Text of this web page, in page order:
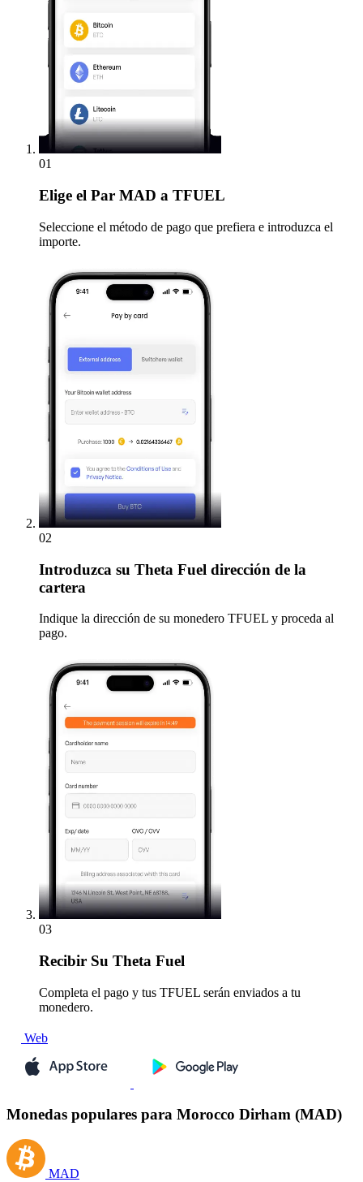
01
Elige el Par MAD a TFUEL
Seleccione el método de pago que prefiera e introduzca el
importe.
02
Introduzca su Theta Fuel dirección de la
cartera
Indique la dirección de su monedero TFUEL y proceda al
pago.
03
Recibir Su Theta Fuel
Completa el pago y tus TFUEL serán enviados a tu
monedero.
Web
Monedas populares para Morocco Dirham (MAD)
MAD